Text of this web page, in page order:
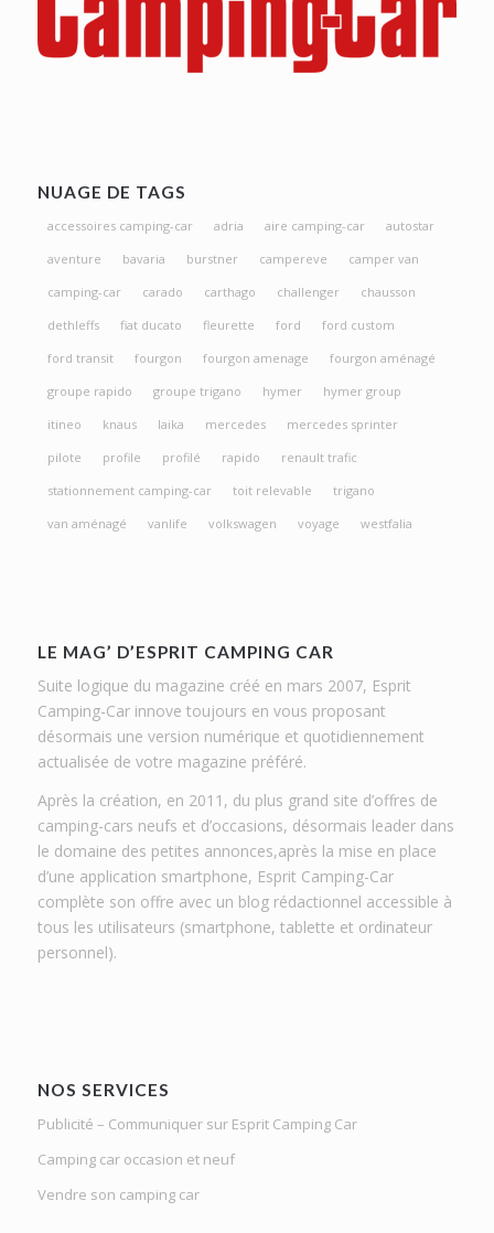
NUAGE DE TAGS
accessoires camping-car adria aire camping-car
autostar
aventure
bavaria burstner campereve
camper van
camping-car
carado carthago challenger
chausson
dethleffs
fiat ducato fleurette ford
ford custom
ford transit
fourgon fourgon amenage
fourgon aménagé
groupe rapido
groupe trigano hymer
hymer group
itineo
knaus laika mercedes
mercedes sprinter
pilote
profile profilé rapido
renault trafic
stationnement camping-car
toit relevable
trigano
van aménagé
vanlife volkswagen voyage westfalia
LE MAG’ D’ESPRIT CAMPING CAR
Suite logique du magazine créé en mars 2007, Esprit
Camping-Car innove toujours en vous proposant
désormais une version numérique et quotidiennement
actualisée de votre magazine préféré.
Après la création, en 2011, du plus grand site d’offres de
camping-cars neufs et d’occasions, désormais leader dans
le domaine des petites annonces,après la mise en place
d’une application smartphone, Esprit Camping-Car
complète son offre avec un blog rédactionnel accessible à
tous les utilisateurs (smartphone, tablette et ordinateur
personnel).
NOS SERVICES
Publicité – Communiquer sur Esprit Camping Car
Camping car occasion et neuf
Vendre son camping car